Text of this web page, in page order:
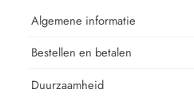
Algemene informatie
Bestellen en betalen
Duurzaamheid